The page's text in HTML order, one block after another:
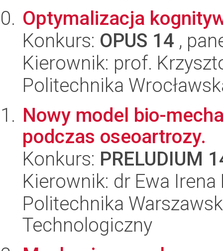
Optymalizacja
Konkurs: OPUS 14 ,
Kierownik: prof.
Politechnika
Nowy model bio-
podczas oseoartrozy.
Konkurs: PRELUDIUM
Kierownik: dr Ewa Irena
Politechnika
Technologiczny